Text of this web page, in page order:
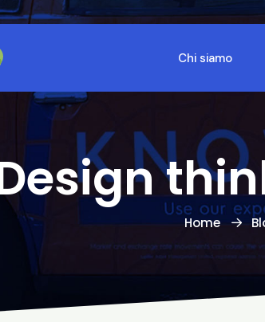
Chi siamo
Home